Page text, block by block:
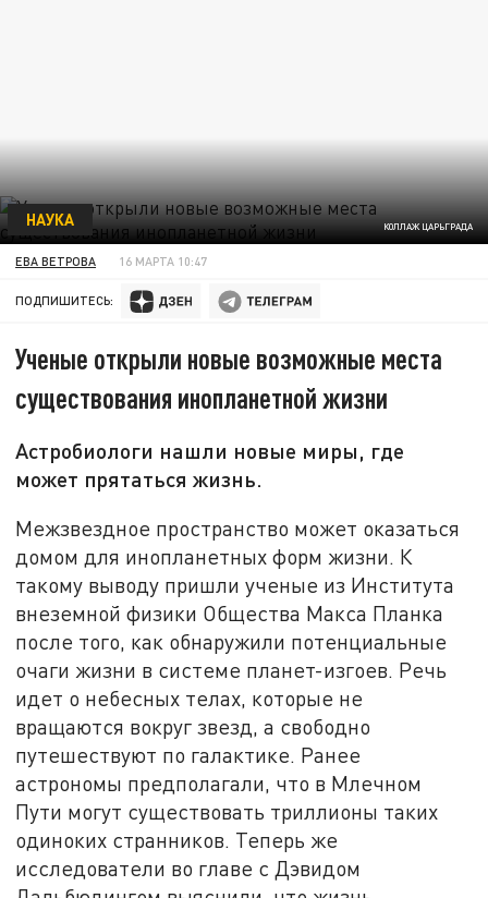
КОЛЛАЖ ЦАРЬГРАДА
НАУКА
ЕВА ВЕТРОВА 16 МАРТА 10:47
ПОДПИШИТЕСЬ:
Ученые открыли новые возможные места
существования инопланетной жизни
Астробиологи нашли новые миры, где
может прятаться жизнь.
Межзвездное пространство может оказаться
домом для инопланетных форм жизни. К
такому выводу пришли ученые из Института
внеземной физики Общества Макса Планка
после того, как обнаружили потенциальные
очаги жизни в системе планет-изгоев. Речь
идет о небесных телах, которые не
вращаются вокруг звезд, а свободно
путешествуют по галактике. Ранее
астрономы предполагали, что в Млечном
Пути могут существовать триллионы таких
одиноких странников. Теперь же
исследователи во главе с Дэвидом